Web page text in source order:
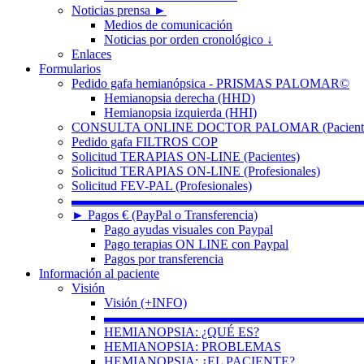
Noticias prensa ►
Medios de comunicación
Noticias por orden cronológico ↓
Enlaces
Formularios
Pedido gafa hemianópsica - PRISMAS PALOMAR©
Hemianopsia derecha (HHD)
Hemianopsia izquierda (HHI)
CONSULTA ONLINE DOCTOR PALOMAR
Pedido gafa FILTROS COP
Solicitud TERAPIAS ON-LINE (Pacientes)
Solicitud TERAPIAS ON-LINE (Profesionales)
Solicitud FEV-PAL (Profesionales)
► Pagos € (PayPal o Transferencia)
Pago ayudas visuales con Paypal
Pago terapias ON LINE con Paypal
Pagos por transferencia
Información al paciente
Visión
Visión (+INFO)
HEMIANOPSIA: ¿QUÉ ES?
HEMIANOPSIA: PROBLEMAS
HEMIANOPSIA: ¿EL PACIENTE?